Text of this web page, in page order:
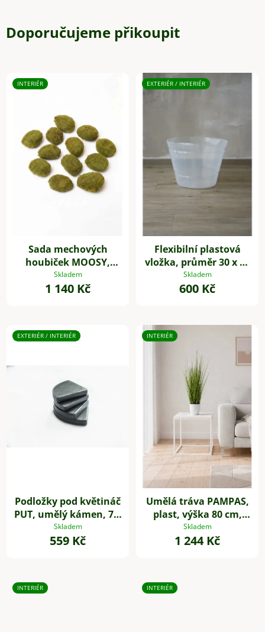
Doporučujeme přikoupit
INTERIÉR
Sada mechových
houbiček MOOSY,
plast, zelená
Skladem
1 140 Kč
EXTERIÉR / INTERIÉR
Flexibilní plastová
vložka, průměr 30 x 22
cm, 1 kus
Skladem
600 Kč
EXTERIÉR / INTERIÉR
Podložky pod květináč
PUT, umělý kámen, 7 x
7 cm, 4-set, šedé
Skladem
559 Kč
INTERIÉR
Umělá tráva PAMPAS,
plast, výška 80 cm,
zelená
Skladem
1 244 Kč
INTERIÉR INTERIÉR